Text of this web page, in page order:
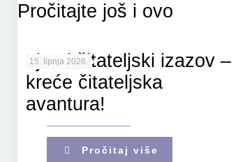
Pročitajte još i ovo
15. lipnja 2026.
Ljetni čitateljski izazov –
kreće čitateljska
avantura!
Pročitaj više